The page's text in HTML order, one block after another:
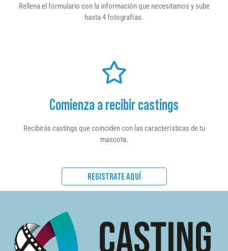
Rellena el formulario con la información que necesitamos y sube
hasta 4 fotografías.
Comienza a recibir castings
Recibirás castings que coinciden con las características de tu
mascota.
REGISTRATE AQUÍ